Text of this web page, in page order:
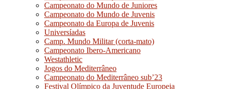
Campeonato do Mundo de Juniores
Campeonato do Mundo de Juvenis
Campeonato da Europa de Juvenis
Universíadas
Camp. Mundo Militar (corta-mato)
Campeonato Ibero-Americano
Westathletic
Jogos do Mediterrâneo
Campeonato do Mediterrâneo sub’23
Festival Olímpico da Juventude Europeia